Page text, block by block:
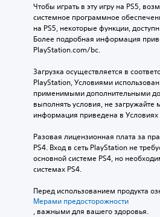
Чтобы играть в эту игру на PS5,
системное программное
на PS5, некоторые функции,
Более подробная информация
PlayStation.com/bc.
Загрузка осуществляется в
PlayStation, Условиями
применимыми дополнительными
выполнять условия, не
информация приведена в
Разовая лицензионная плата за
PS4. Вход в сеть PlayStation не
основной системе PS4, но
системах PS4.
Перед использованием продукта
Мерами предосторожности
, важными для вашего здоровья.